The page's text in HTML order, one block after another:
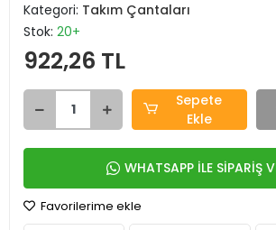
Kategori: Takım Çantaları
Stok: 20+
922,26 TL
Sepete
Ekle
WHATSAPP İLE SİPARİŞ
Favorilerime ekle